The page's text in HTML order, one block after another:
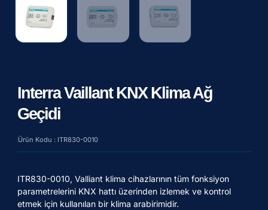
Interra Vaillant KNX Klima Ağ
Geçidi
Ürün Kodu : ITR830-0010
ITR830-0010, Valliant klima cihazlarının tüm fonksiyon
parametrelerini KNX hattı üzerinden izlemek ve kontrol
etmek için kullanılan bir klima arabirimidir.